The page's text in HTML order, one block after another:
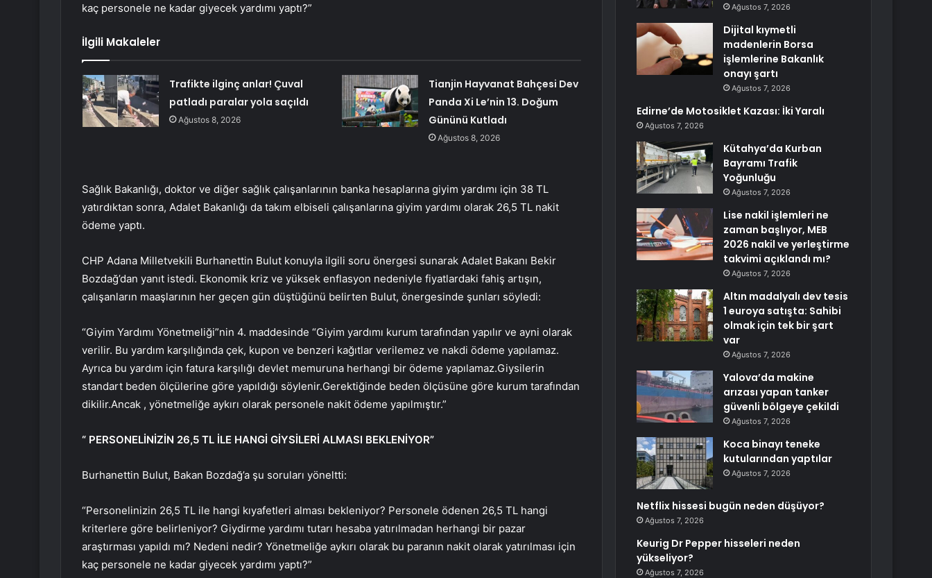
kaç personele ne kadar giyecek yardımı yaptı?”
İlgili Makaleler
Trafikte ilginç anlar! Çuval
patladı paralar yola saçıldı
Ağustos 8, 2026
Tianjin Hayvanat Bahçesi Dev
Panda Xi Le’nin 13. Doğum
Gününü Kutladı
Ağustos 8, 2026
Sağlık Bakanlığı, doktor ve diğer sağlık çalışanlarının banka hesaplarına giyim yardımı için 38 TL
yatırdıktan sonra, Adalet Bakanlığı da takım elbiseli çalışanlarına giyim yardımı olarak 26,5 TL nakit
ödeme yaptı.
CHP Adana Milletvekili Burhanettin Bulut konuyla ilgili soru önergesi sunarak Adalet Bakanı Bekir
Bozdağ’dan yanıt istedi. Ekonomik kriz ve yüksek enflasyon nedeniyle fiyatlardaki fahiş artışın,
çalışanların maaşlarının her geçen gün düştüğünü belirten Bulut, önergesinde şunları söyledi:
“Giyim Yardımı Yönetmeliği”nin 4. maddesinde “Giyim yardımı kurum tarafından yapılır ve ayni olarak
verilir. Bu yardım karşılığında çek, kupon ve benzeri kağıtlar verilemez ve nakdi ödeme yapılamaz.
Ayrıca bu yardım için fatura karşılığı devlet memuruna herhangi bir ödeme yapılamaz.Giysilerin
standart beden ölçülerine göre yapıldığı söylenir.Gerektiğinde beden ölçüsüne göre kurum tarafından
dikilir.Ancak , yönetmeliğe aykırı olarak personele nakit ödeme yapılmıştır.”
“ PERSONELİNİZİN 26,5 TL İLE HANGİ GİYSİLERİ ALMASI BEKLENİYOR”
Burhanettin Bulut, Bakan Bozdağ’a şu soruları yöneltti:
“Personelinizin 26,5 TL ile hangi kıyafetleri alması bekleniyor? Personele ödenen 26,5 TL hangi
kriterlere göre belirleniyor? Giydirme yardımı tutarı hesaba yatırılmadan herhangi bir pazar
araştırması yapıldı mı? Nedeni nedir? Yönetmeliğe aykırı olarak bu paranın nakit olarak yatırılması için
kaç personele ne kadar giyecek yardımı yaptı?”
Ağustos 7, 2026
Dijital kıymetli
madenlerin Borsa
işlemlerine Bakanlık
onayı şartı
Ağustos 7, 2026
Edirne’de Motosiklet Kazası: İki Yaralı
Ağustos 7, 2026
Kütahya’da Kurban
Bayramı Trafik
Yoğunluğu
Ağustos 7, 2026
Lise nakil işlemleri ne
zaman başlıyor, MEB
2026 nakil ve yerleştirme
takvimi açıklandı mı?
Ağustos 7, 2026
Altın madalyalı dev tesis
1 euroya satışta: Sahibi
olmak için tek bir şart
var
Ağustos 7, 2026
Yalova’da makine
arızası yapan tanker
güvenli bölgeye çekildi
Ağustos 7, 2026
Koca binayı teneke
kutularından yaptılar
Ağustos 7, 2026
Netflix hissesi bugün neden düşüyor?
Ağustos 7, 2026
Keurig Dr Pepper hisseleri neden
yükseliyor?
Ağustos 7, 2026